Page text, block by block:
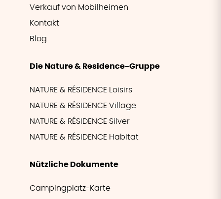
Nützliche Dokumente
Campingplatz-Karte
Verkauf von Mobilheimen
Kontakt
Blog
Die Nature & Residence-Gruppe
NATURE & RÉSIDENCE Loisirs
NATURE & RÉSIDENCE Village
NATURE & RÉSIDENCE Silver
NATURE & RÉSIDENCE Habitat